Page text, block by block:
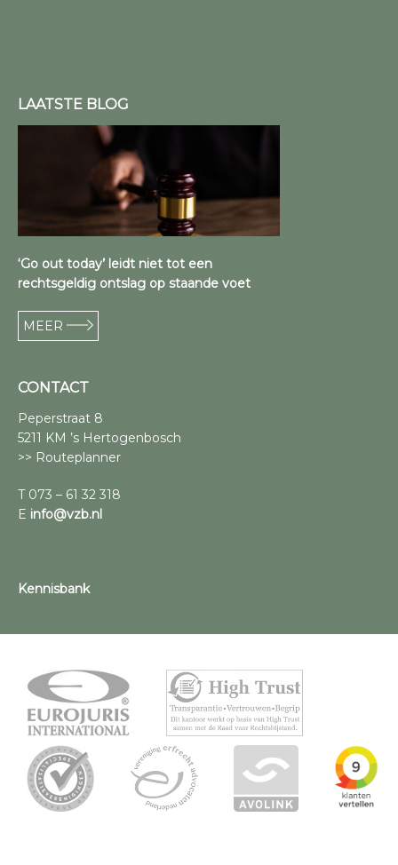
LAATSTE BLOG
‘Go out today’ leidt niet tot een
rechtsgeldig ontslag op staande voet
MEER
CONTACT
Peperstraat 8
5211 KM ’s Hertogenbosch
>> Routeplanner
T 073 – 61 32 318
E info@vzb.nl
Kennisbank